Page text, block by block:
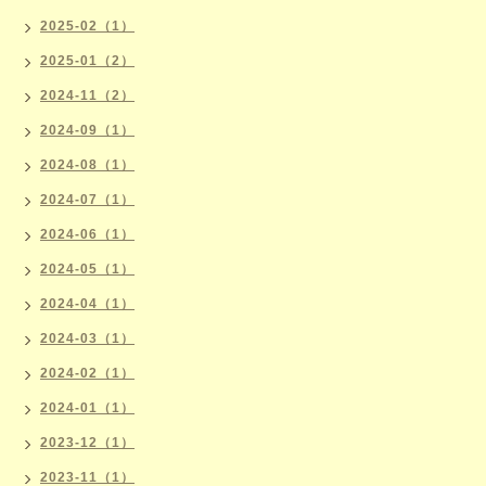
2025-02（1）
2025-01（2）
2024-11（2）
2024-09（1）
2024-08（1）
2024-07（1）
2024-06（1）
2024-05（1）
2024-04（1）
2024-03（1）
2024-02（1）
2024-01（1）
2023-12（1）
2023-11（1）